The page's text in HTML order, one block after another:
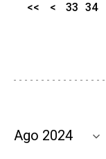
<< < 33 34